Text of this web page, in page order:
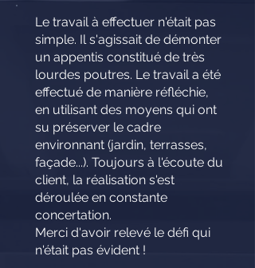
Le travail à effectuer n'était pas
simple. Il s'agissait de démonter
un appentis constitué de très
lourdes poutres. Le travail a été
effectué de manière réfléchie,
en utilisant des moyens qui ont
su préserver le cadre
environnant (jardin, terrasses,
façade...). Toujours à l'écoute du
client, la réalisation s'est
déroulée en constante
concertation.
Merci d'avoir relevé le défi qui
n'était pas évident !